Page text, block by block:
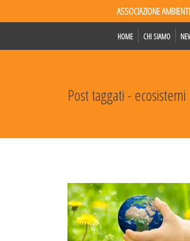
ASSOCIAZIONE
HOME CHI SIAMO
Post taggati - ecosistemi